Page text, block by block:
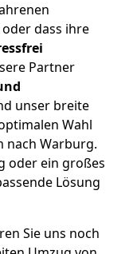
dass ihre
Partner
unser breite
Wahl
nach Warburg.
oder ein großes
Lösung
Sie uns noch